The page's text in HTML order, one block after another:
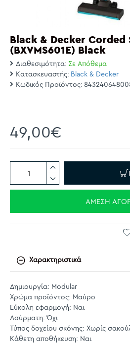
Black & Decker Corded
(BXVMS601E) Black
Διαθεσιμότητα: Σε Απόθεμα
Κατασκευαστής: Black & Decker
Κωδικός Προϊόντος:
49,00€
ΆΜΕΣΗ
Χαρακτηριστικά
Δημιουργία: Modular
Χρώμα προϊόντος: Μαύρο
Εύκολη εφαρμογή: Ναι
Ασύρματη: Όχι
Τύπος δοχείου σκόνης: Χωρίς
Κάθετη αποθήκευση: Ναι